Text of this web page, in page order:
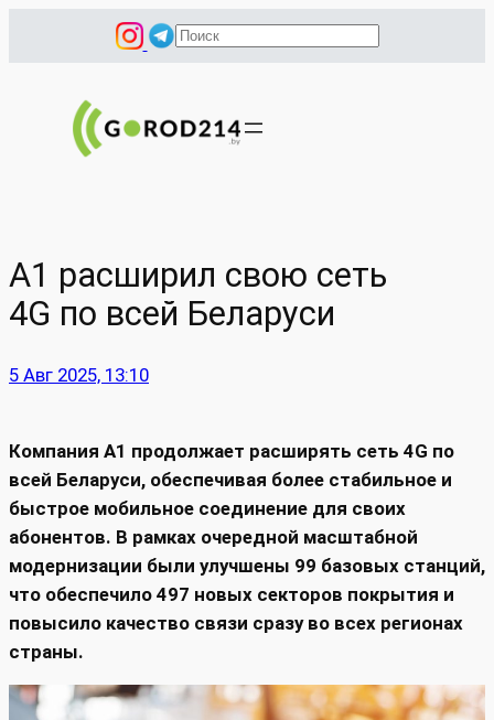
П
с
А1 расширил свою сеть
4G по всей Беларуси
5 Авг 2025, 13:10
Компания А1 продолжает расширять сеть 4G по
всей Беларуси, обеспечивая более стабильное и
быстрое мобильное соединение для своих
абонентов. В рамках очередной масштабной
модернизации были улучшены 99 базовых станций,
что обеспечило 497 новых секторов покрытия и
повысило качество связи сразу во всех регионах
страны.